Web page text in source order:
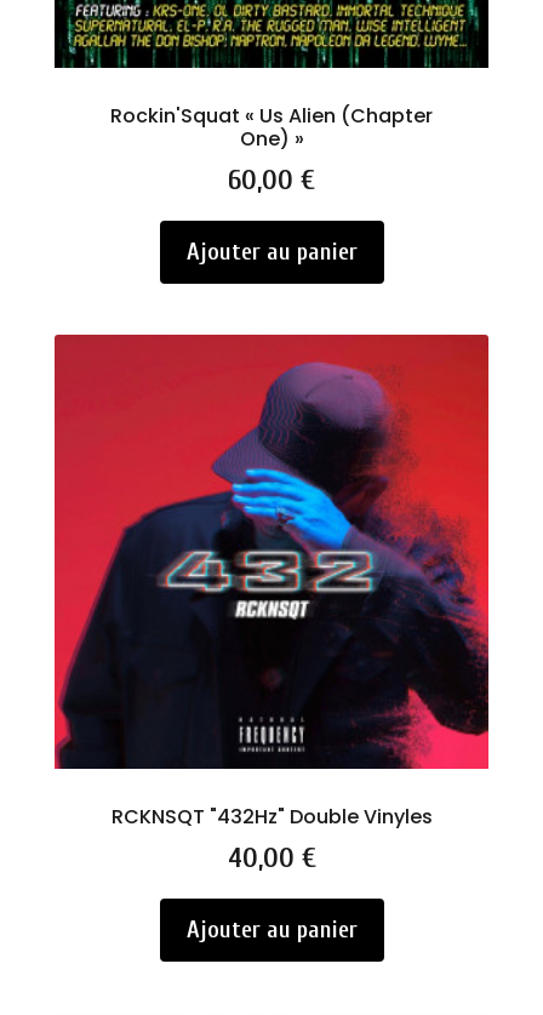
Rockin'Squat « Us Alien (Chapter
One) »
Prix
60,00 €
Ajouter au panier
RCKNSQT "432Hz" Double Vinyles
Prix
40,00 €
Ajouter au panier